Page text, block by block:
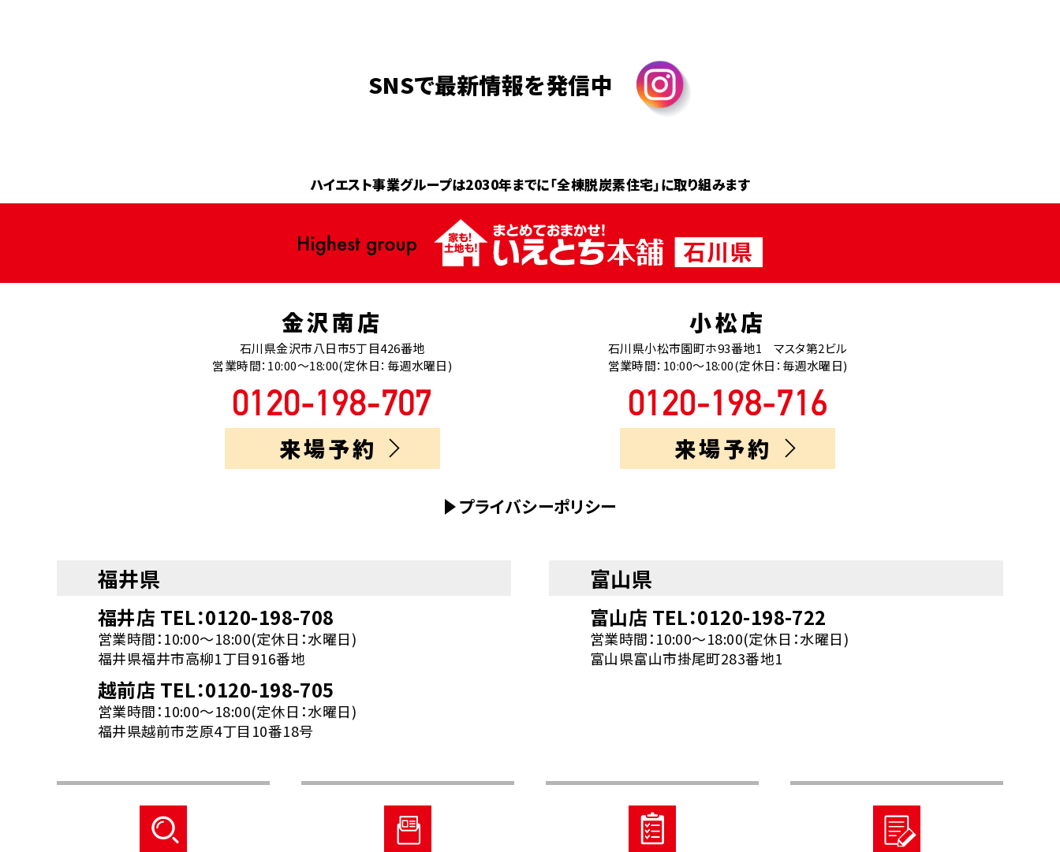
SNSで最新情報を発信中
ハイエスト事業グループは2030年までに「全棟脱炭素住宅」に取り組みます
金沢南店
石川県金沢市八日市5丁目426番地
営業時間：10:00～18:00(定休日：毎週水曜日)
来場予約
小松店
石川県小松市園町ホ93番地1 マスタ第2ビル
営業時間：10:00～18:00(定休日：毎週水曜日)
来場予約
プライバシーポリシー
福井県
福井店 TEL：0120-198-708
営業時間：10:00～18:00(定休日：水曜日)
福井県福井市高柳1丁目916番地
越前店 TEL：0120-198-705
営業時間：10:00～18:00(定休日：水曜日)
福井県越前市芝原4丁目10番18号
富山県
富山店 TEL：0120-198-722
営業時間：10:00～18:00(定休日：水曜日)
富山県富山市掛尾町283番地1